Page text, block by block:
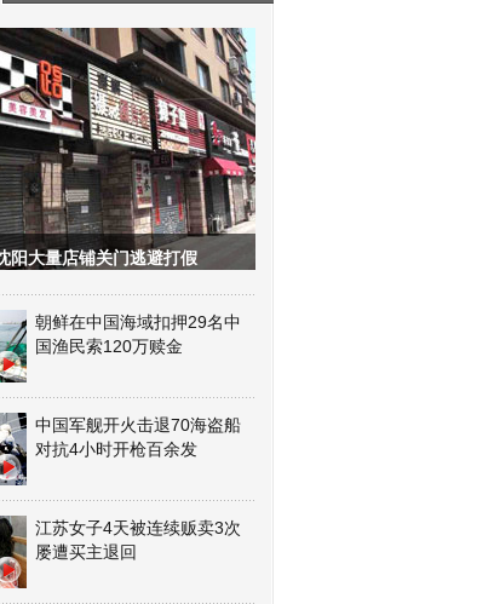
阳大量店铺关门逃避打假
朝鲜在中国海域扣押29名中
国渔民索120万赎金
中国军舰开火击退70海盗船
对抗4小时开枪百余发
江苏女子4天被连续贩卖3次
屡遭买主退回